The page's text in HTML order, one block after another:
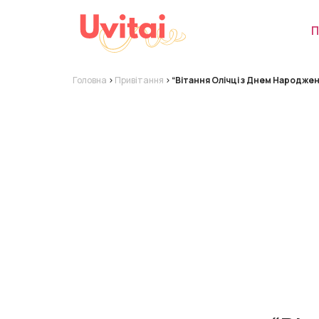
Головна > Привітання > “Вітання Олічці з Днем